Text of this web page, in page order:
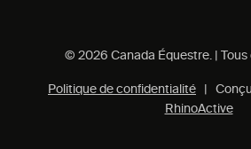
© 2026 Canada Équestre. | Tous
Politique de confidentialité | Conçu
RhinoActive